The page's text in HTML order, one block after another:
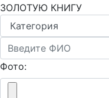
ЗОЛОТУЮ КНИГУ
Фото: